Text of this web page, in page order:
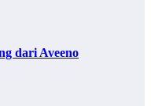
dari Aveeno